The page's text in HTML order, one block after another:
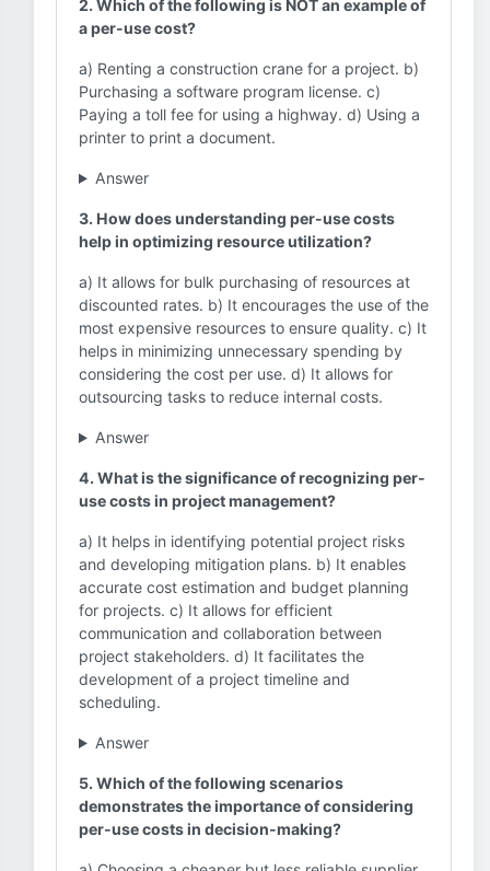
2. Which of the following is NOT an example of
a per-use cost?
a) Renting a construction crane for a project. b)
Purchasing a software program license. c)
Paying a toll fee for using a highway. d) Using a
printer to print a document.
Answer
3. How does understanding per-use costs
help in optimizing resource utilization?
a) It allows for bulk purchasing of resources at
discounted rates. b) It encourages the use of the
most expensive resources to ensure quality. c) It
helps in minimizing unnecessary spending by
considering the cost per use. d) It allows for
outsourcing tasks to reduce internal costs.
Answer
4. What is the significance of recognizing per-
use costs in project management?
a) It helps in identifying potential project risks
and developing mitigation plans. b) It enables
accurate cost estimation and budget planning
for projects. c) It allows for efficient
communication and collaboration between
project stakeholders. d) It facilitates the
development of a project timeline and
scheduling.
Answer
5. Which of the following scenarios
demonstrates the importance of considering
per-use costs in decision-making?